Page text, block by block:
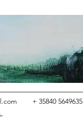
+ 35840 5649635